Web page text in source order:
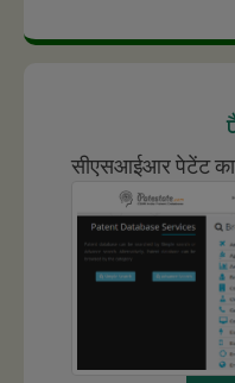
सीएसआईआर पेटेंट